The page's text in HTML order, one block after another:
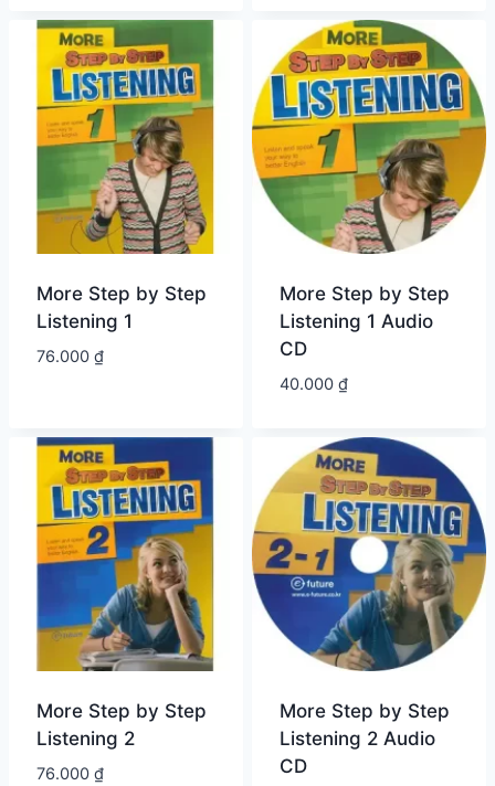
More Step by Step
Listening 1
76.000 ₫
More Step by Step
Listening 1 Audio
CD
40.000 ₫
More Step by Step
Listening 2
76.000 ₫
More Step by Step
Listening 2 Audio
CD